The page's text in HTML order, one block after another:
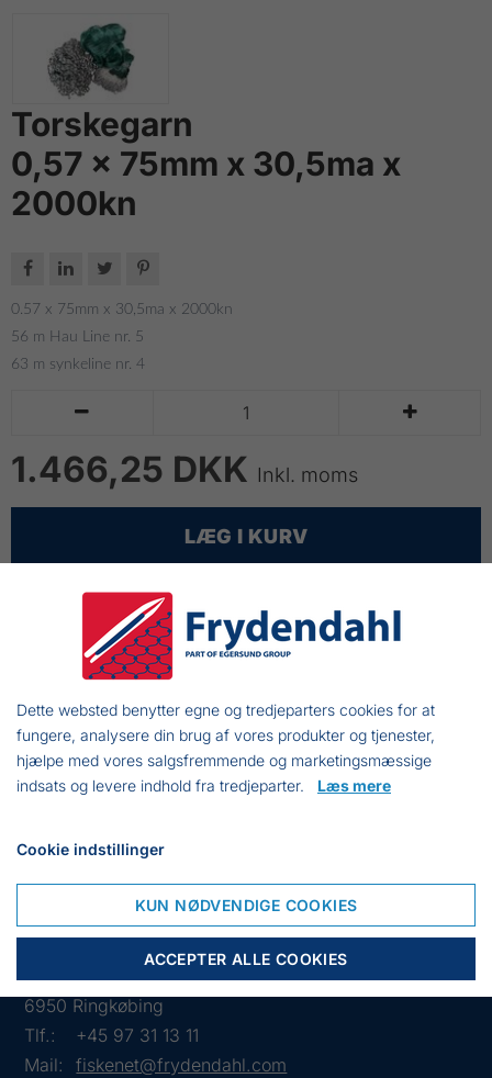
Torskegarn
0,57 x 75mm x 30,5ma x
2000kn
   
0.57 x 75mm x 30,5ma x 2000kn
56 m Hau Line nr. 5
63 m synkeline nr. 4
 
1.466,25 DKK Inkl. moms
LÆG I KURV
Monteret bundsættegarn til torskefiskeri
Type: Monofilnet
Maskestørrelse: 75 mm
Maskedybde: 30,5 ma
Knudelængde: 2000 kn
Frejasvej 7 A
6950 Ringkøbing
Tlf.:
+45 97 31 13 11
Mail:
fiskenet@frydendahl.com
Dette websted benytter egne og tredjeparters cookies for at
fungere, analysere din brug af vores produkter og tjenester,
hjælpe med vores salgsfremmende og marketingsmæssige
indsats og levere indhold fra tredjeparter. Læs mere
Cookie indstillinger
KUN NØDVENDIGE COOKIES
ACCEPTER ALLE COOKIES